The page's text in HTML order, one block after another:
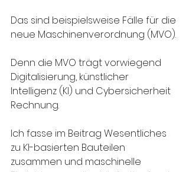
Das sind beispielsweise Fälle für die
neue Maschinenverordnung (MVO).
Denn die MVO trägt vorwiegend
Digitalisierung, künstlicher
Intelligenz (KI) und Cybersicherheit
Rechnung.
Ich fasse im Beitrag Wesentliches
zu KI-basierten Bauteilen
zusammen und maschinelle